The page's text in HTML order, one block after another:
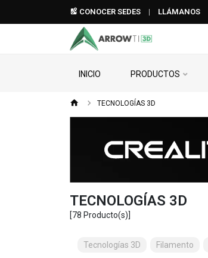
CONOCER SEDES | LLÁMANOS
INICIO PRODUCTOS
TECNOLOGÍAS 3D
TECNOLOGÍAS 3D
[78 Producto(s)]
Tecnologías 3D Filamento